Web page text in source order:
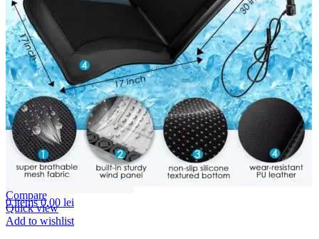
0items 0,00 lei
Compare
Quick view
Add to wishlist